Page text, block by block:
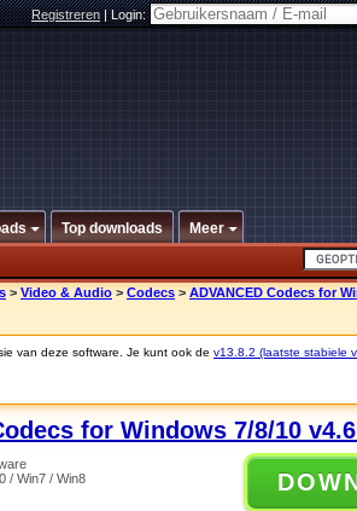
Registreren|Login:
Top downloads Meer
> Video & Audio > Codecs > ADVANCED Codecs for
van deze software. Je kunt ook de v13.8.2 (laatste stabiele
for Windows 7/8/10
/ Win7 / Win8